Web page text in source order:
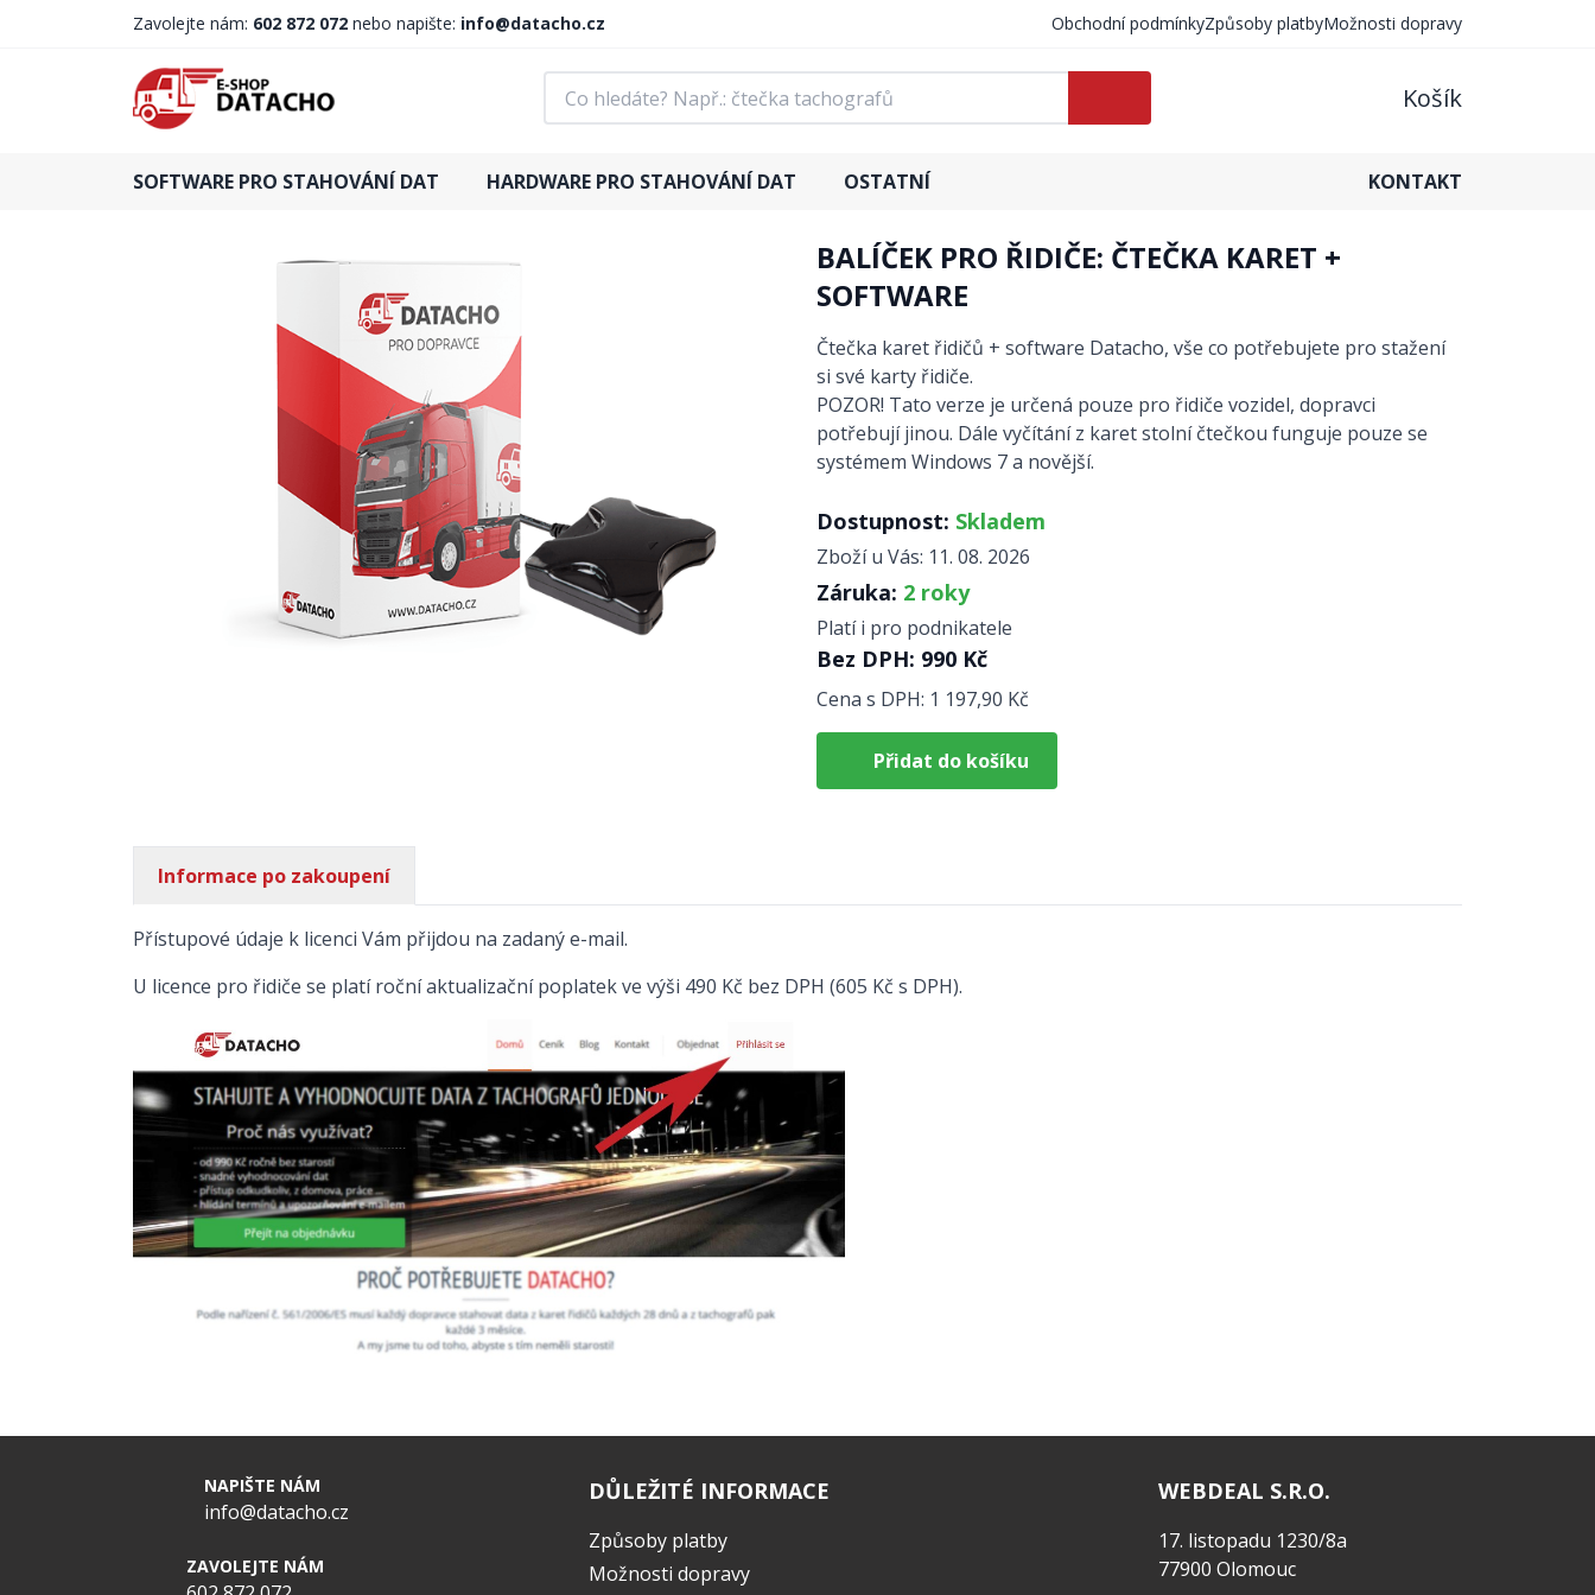
Zavolejte nám: 602 872 072 nebo napište: info@datacho.cz Obchodní podmínkyZpůsoby platbyMožnosti dopravy
Košík
SOFTWARE PRO STAHOVÁNÍ DAT HARDWARE PRO STAHOVÁNÍ DAT OSTATNÍ KONTAKT
BALÍČEK PRO ŘIDIČE: ČTEČKA KARET +
SOFTWARE
Čtečka karet řidičů + software Datacho, vše co potřebujete pro stažení
si své karty řidiče.
POZOR! Tato verze je určená pouze pro řidiče vozidel, dopravci
potřebují jinou. Dále vyčítání z karet stolní čtečkou funguje pouze se
systémem Windows 7 a novější.
Dostupnost: Skladem
Zboží u Vás: 11. 08. 2026
Záruka: 2 roky
Platí i pro podnikatele
Bez DPH: 990 Kč
Cena s DPH: 1 197,90 Kč
Přidat do košíku
Informace po zakoupení
Přístupové údaje k licenci Vám přijdou na zadaný e-mail.
U licence pro řidiče se platí roční aktualizační poplatek ve výši 490 Kč bez DPH (605 Kč s DPH).
NAPIŠTE NÁM
info@datacho.cz
ZAVOLEJTE NÁM
DŮLEŽITÉ INFORMACE
Způsoby platby
Možnosti dopravy
WEBDEAL S.R.O.
17. listopadu 1230/8a
77900 Olomouc